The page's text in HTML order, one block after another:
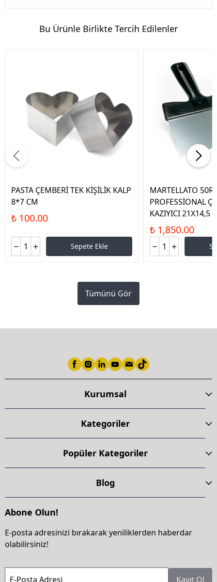
Bu Ürünle Birlikte Tercih Edilenler
PASTA ÇEMBERİ TEK KİŞİLİK KALP
8*7 CM
₺ 100.00
Sepete Ekle
MARTELLATO
PROFESSİONAL
KAZIYICI 21X14,5
₺ 1,850.00
Tümünü Gör
Kurumsal
Kategoriler
Popüler Kategoriler
Blog
Abone Olun!
E-posta adresinizi bırakarak yeniliklerden haberdar
olabilirsiniz!
E-Posta Adresi Kayıt Ol